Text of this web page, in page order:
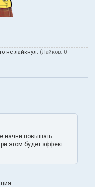
не лайкнул. (Лайков: 0 ·
начни повышать
этом будет эффект